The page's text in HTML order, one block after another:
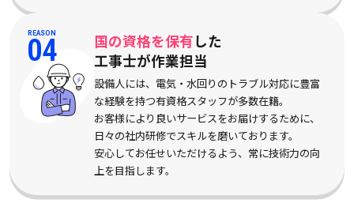
REASON
04 国の資格を保有した
工事士が作業担当
設備人には、電気・水回りのトラブル対応に豊富
な経験を持つ有資格スタッフが多数在籍。
お客様により良いサービスをお届けするために、
日々の社内研修でスキルを磨いております。
安心してお任せいただけるよう、常に技術力の向
上を目指します。